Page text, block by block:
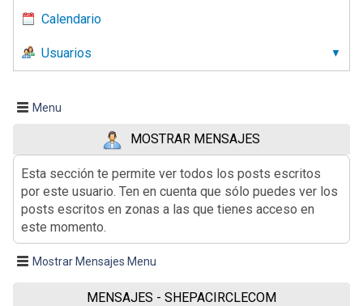
Calendario
Usuarios
Menu
MOSTRAR MENSAJES
Esta sección te permite ver todos los posts escritos
por este usuario. Ten en cuenta que sólo puedes ver los
posts escritos en zonas a las que tienes acceso en
este momento.
Mostrar Mensajes Menu
MENSAJES - SHEPACIRCLECOM